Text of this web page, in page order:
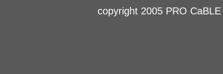
copyright 2005 PRO CaBLE